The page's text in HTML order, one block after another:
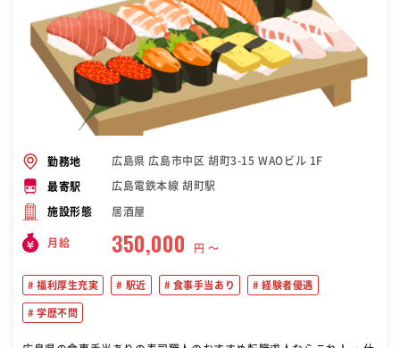
勤務地 広島県 広島市中区 胡町3-15 WAOビル 1F
最寄駅 広島電鉄本線 胡町駅
施設形態 居酒屋
月給 350,000 円 〜
福利厚生充実 駅近 食事手当あり 経験者優遇
学歴不問